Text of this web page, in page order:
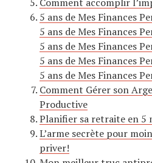
5 ans de Mes Finances
5 ans de Mes Finances
5 ans de Mes Finances
5 ans de Mes Finances
5 ans de Mes Finances
Comment Gérer son
Productive
Planifier sa retraite en 5
L’arme secrète pour
priver!